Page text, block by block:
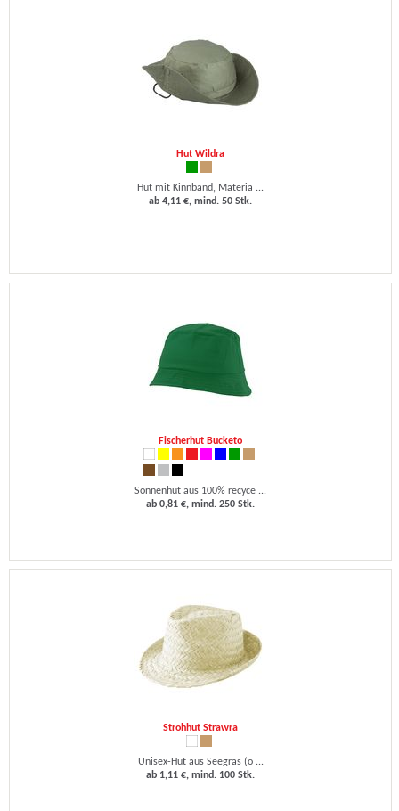
Hut Wildra
Hut mit Kinnband, Materia ...
ab 4,11 €, mind. 50 Stk.
Fischerhut Bucketo
Sonnenhut aus 100% recyce ...
ab 0,81 €, mind. 250 Stk.
Strohhut Strawra
Unisex-Hut aus Seegras (o ...
ab 1,11 €, mind. 100 Stk.